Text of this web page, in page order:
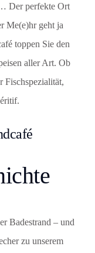
Der perfekte Ort
Me(e)hr geht ja
toppen Sie den
aller Art. Ob
Fischspezialität,
Badestrand – und
zu unserem